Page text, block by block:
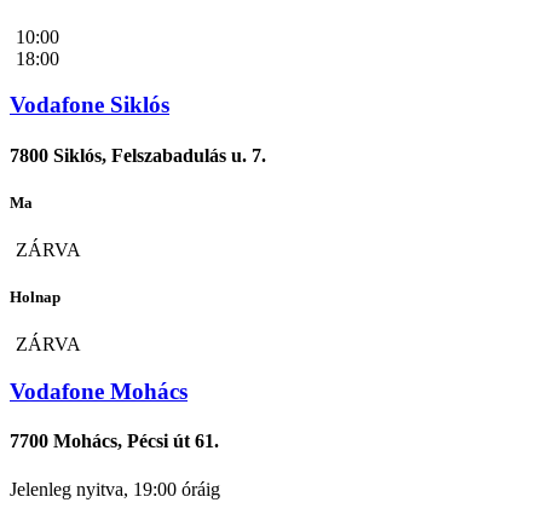
10:00
18:00
Vodafone Siklós
7800 Siklós, Felszabadulás u. 7.
Ma
ZÁRVA
Holnap
ZÁRVA
Vodafone Mohács
7700 Mohács, Pécsi út 61.
Jelenleg nyitva, 19:00 óráig